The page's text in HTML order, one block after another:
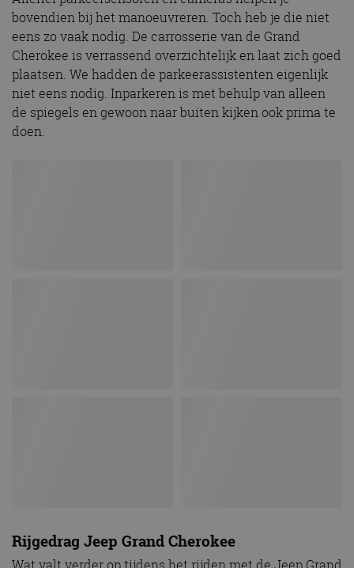
bovendien bij het manoeuvreren. Toch heb je die niet
eens zo vaak nodig. De carrosserie van de Grand
Cherokee is verrassend overzichtelijk en laat zich goed
plaatsen. We hadden de parkeerassistenten eigenlijk
niet eens nodig. Inparkeren is met behulp van alleen
de spiegels en gewoon naar buiten kijken ook prima te
doen.
Rijgedrag Jeep Grand Cherokee